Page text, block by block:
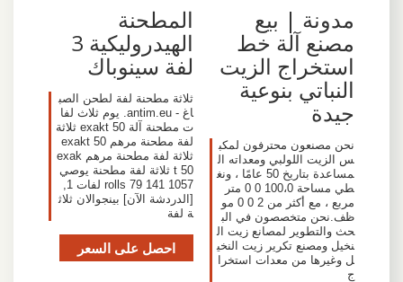
مدونة | بيع
مصنع آلة خط
استخراج الزيت
النباتي بنوعية
جيدة
نحن مصنعون محترفون لمكب
س الزيت اللولبي ومعداته ال
مساعدة بتاريخ 50 عامًا ، ونغ
طي مساحة 100،0 0 0 متر
مربع ، مع أكثر من 2 0 0 مو
ظف.نحن متخصصون في الب
حث والتطوير لمصانع زيت ال
نخيل ومصنع تكرير زيت النخي
ل وغيرها من معدات استخرا
ج
المطحنة
الهيدروليكية 3
لفة سينوباك
ثلاثة مطحنة لفة لطحن الصب
اغ - antim.eu. يوم ثلاث لفا
ت مطحنة آلة exakt 50 ثلاثة
لفة مطحنة مرهم exakt 50
ثلاثة لفة مطحنة مرهم exak
t 50 ثلاثة لفة مطحنة يوصي
[الدردشة الآن] بينجوالان ثلاث
ة لفة
احصل على السعر